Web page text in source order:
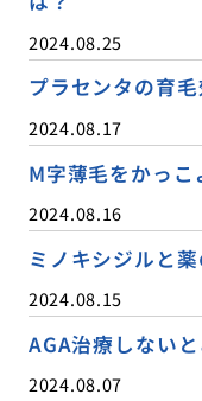
2024.08.25
プラセンタの育
2024.08.17
M字薄毛をかっ
2024.08.16
ミノキシジルと
2024.08.15
AGA治療しない
2024.08.07